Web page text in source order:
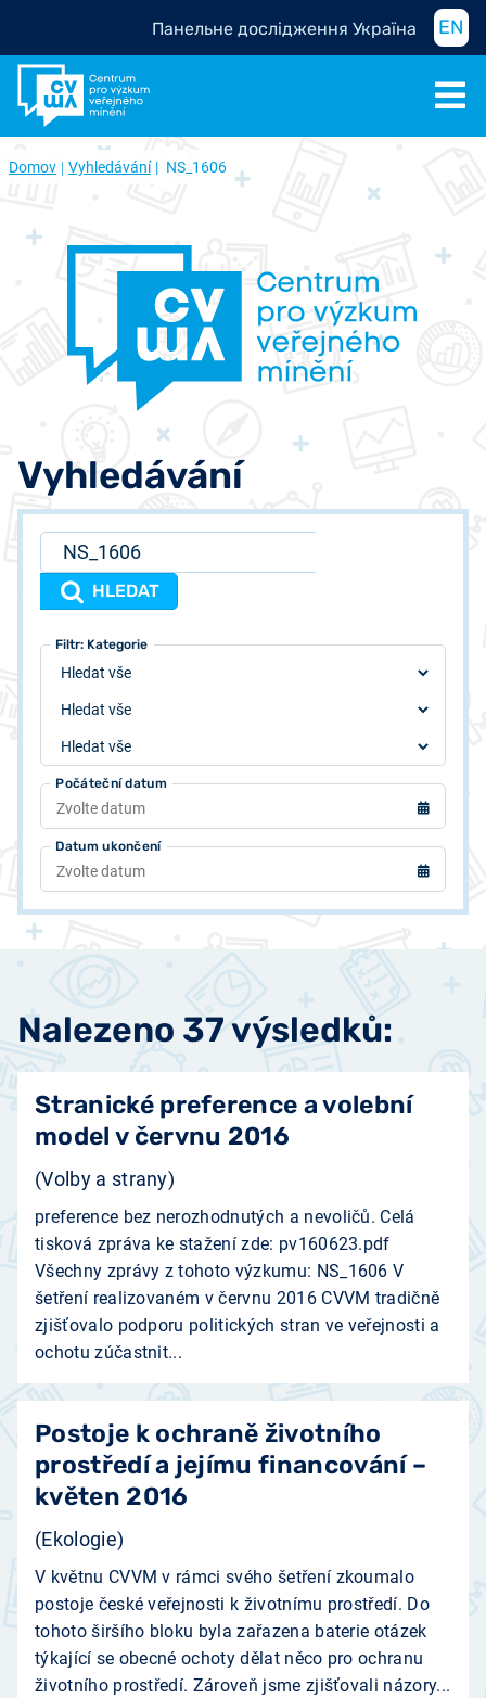
Панельне дослідження Україна EN
Domov Vyhledávání NS_1606
Vyhledávání
HLEDAT
Počáteční datum
Datum ukončení
Filtr: Typ
Filtr: Autor
Filtr: Kategorie
Nalezeno 37 výsledků:
Stranické preference a volební
model v červnu 2016
(Volby a strany)
preference bez nerozhodnutých a nevoličů. Celá
tisková zpráva ke stažení zde: pv160623.pdf
Všechny zprávy z tohoto výzkumu: NS_1606 V
šetření realizovaném v červnu 2016 CVVM tradičně
zjišťovalo podporu politických stran ve veřejnosti a
ochotu zúčastnit...
Postoje k ochraně životního
prostředí a jejímu financování –
květen 2016
(Ekologie)
V květnu CVVM v rámci svého šetření zkoumalo
postoje české veřejnosti k životnímu prostředí. Do
tohoto širšího bloku byla zařazena baterie otázek
týkající se obecné ochoty dělat něco pro ochranu
životního prostředí. Zároveň jsme zjišťovali názory...